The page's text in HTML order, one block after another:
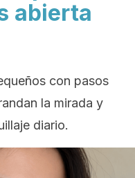
abierta
con pasos
la mirada y
diario.